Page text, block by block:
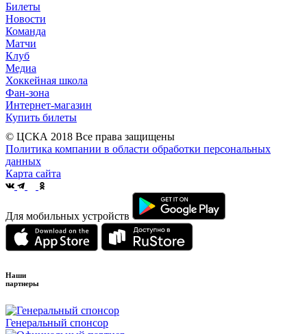
Билеты
Новости
Команда
Матчи
Клуб
Медиа
Хоккейная школа
Фан-зона
Интернет-магазин
Купить билеты
© ЦСКА 2018 Все права защищены
Политика компании в области обработки персональных
данных
Карта сайта
Для мобильных устройств
Наши
партнеры
Генеральный спонсор